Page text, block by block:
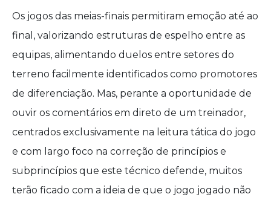
Os jogos das meias-finais permitiram emoção até ao
final, valorizando estruturas de espelho entre as
equipas, alimentando duelos entre setores do
terreno facilmente identificados como promotores
de diferenciação. Mas, perante a oportunidade de
ouvir os comentários em direto de um treinador,
centrados exclusivamente na leitura tática do jogo
e com largo foco na correção de princípios e
subprincípios que este técnico defende, muitos
terão ficado com a ideia de que o jogo jogado não